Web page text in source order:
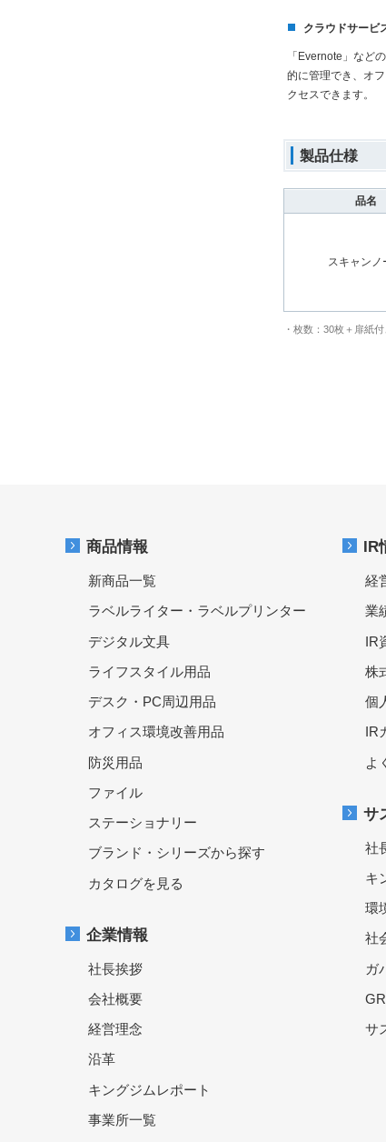
クラウドサービ
「Evernote」など
的に管理でき、オ
クセスできます。
製品仕様
品名
スキャンノ
・枚数：30枚＋扉紙付
商品情報
新商品一覧
ラベルライター・ラベルプリンター
デジタル文具
ライフスタイル用品
デスク・PC周辺用品
オフィス環境改善用品
防災用品
ファイル
ステーショナリー
ブランド・シリーズから探す
カタログを見る
企業情報
社長挨拶
会社概要
経営理念
沿革
キングジムレポート
事業所一覧
IR
経
業
IR
株
個
IR
よ
サ
社
キ
環
社
ガ
サ